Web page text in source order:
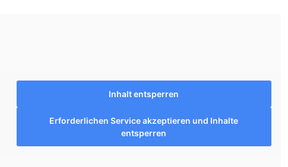
Inhalt entsperren
Erforderlichen Service akzeptieren und Inhalte
entsperren